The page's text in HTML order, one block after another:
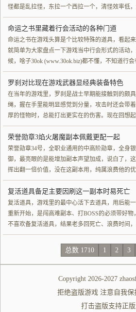
怪都是乱拉怪，东拉一个西拉一个，清怪效率低
命运之书里藏着行会活动的各种门道
命运之书在游戏头算是个比较特殊的道具，看起
就简单为大家盘点一下游戏当中行会形式的活动
候，啥子30ok (www.30ok.biz)都不懂，不知道行
罗刹对比现在游戏武器显经典装备特色
在当年的游戏里，罗刹是战士早期能接触到的颇
绳，握在手里能明显感觉到分量，攻击时还会带
厚的怪物时，总能打出更实在的伤害。现在回想
荣誉勋章3焰火屠魔副本佩戴更配一起
荣誉勋章34号，全职业通用的中高阶勋章，全身
御，最亮眼的是能增加副本声望加成，说白了，
挥出翻一倍价值，没在这副本用，纯属浪费他的
复活道具备足主要因刷这一副本时易死亡
复活道具，游戏里的最中心活下去道具，用后能
重新开始，是闯高难副本、打BOSS的必须带好
不喜欢备复活道具，结果老多回死亡、浪费时间
总数 1710 1 2 3
Copyright 2026-2027
拒绝盗版游戏 注意自我
打击盗版支持正